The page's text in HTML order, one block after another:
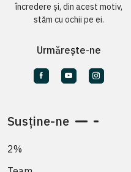
încredere și, din acest motiv,
stăm cu ochii pe ei.
Urmărește-ne
Susține-ne
2%